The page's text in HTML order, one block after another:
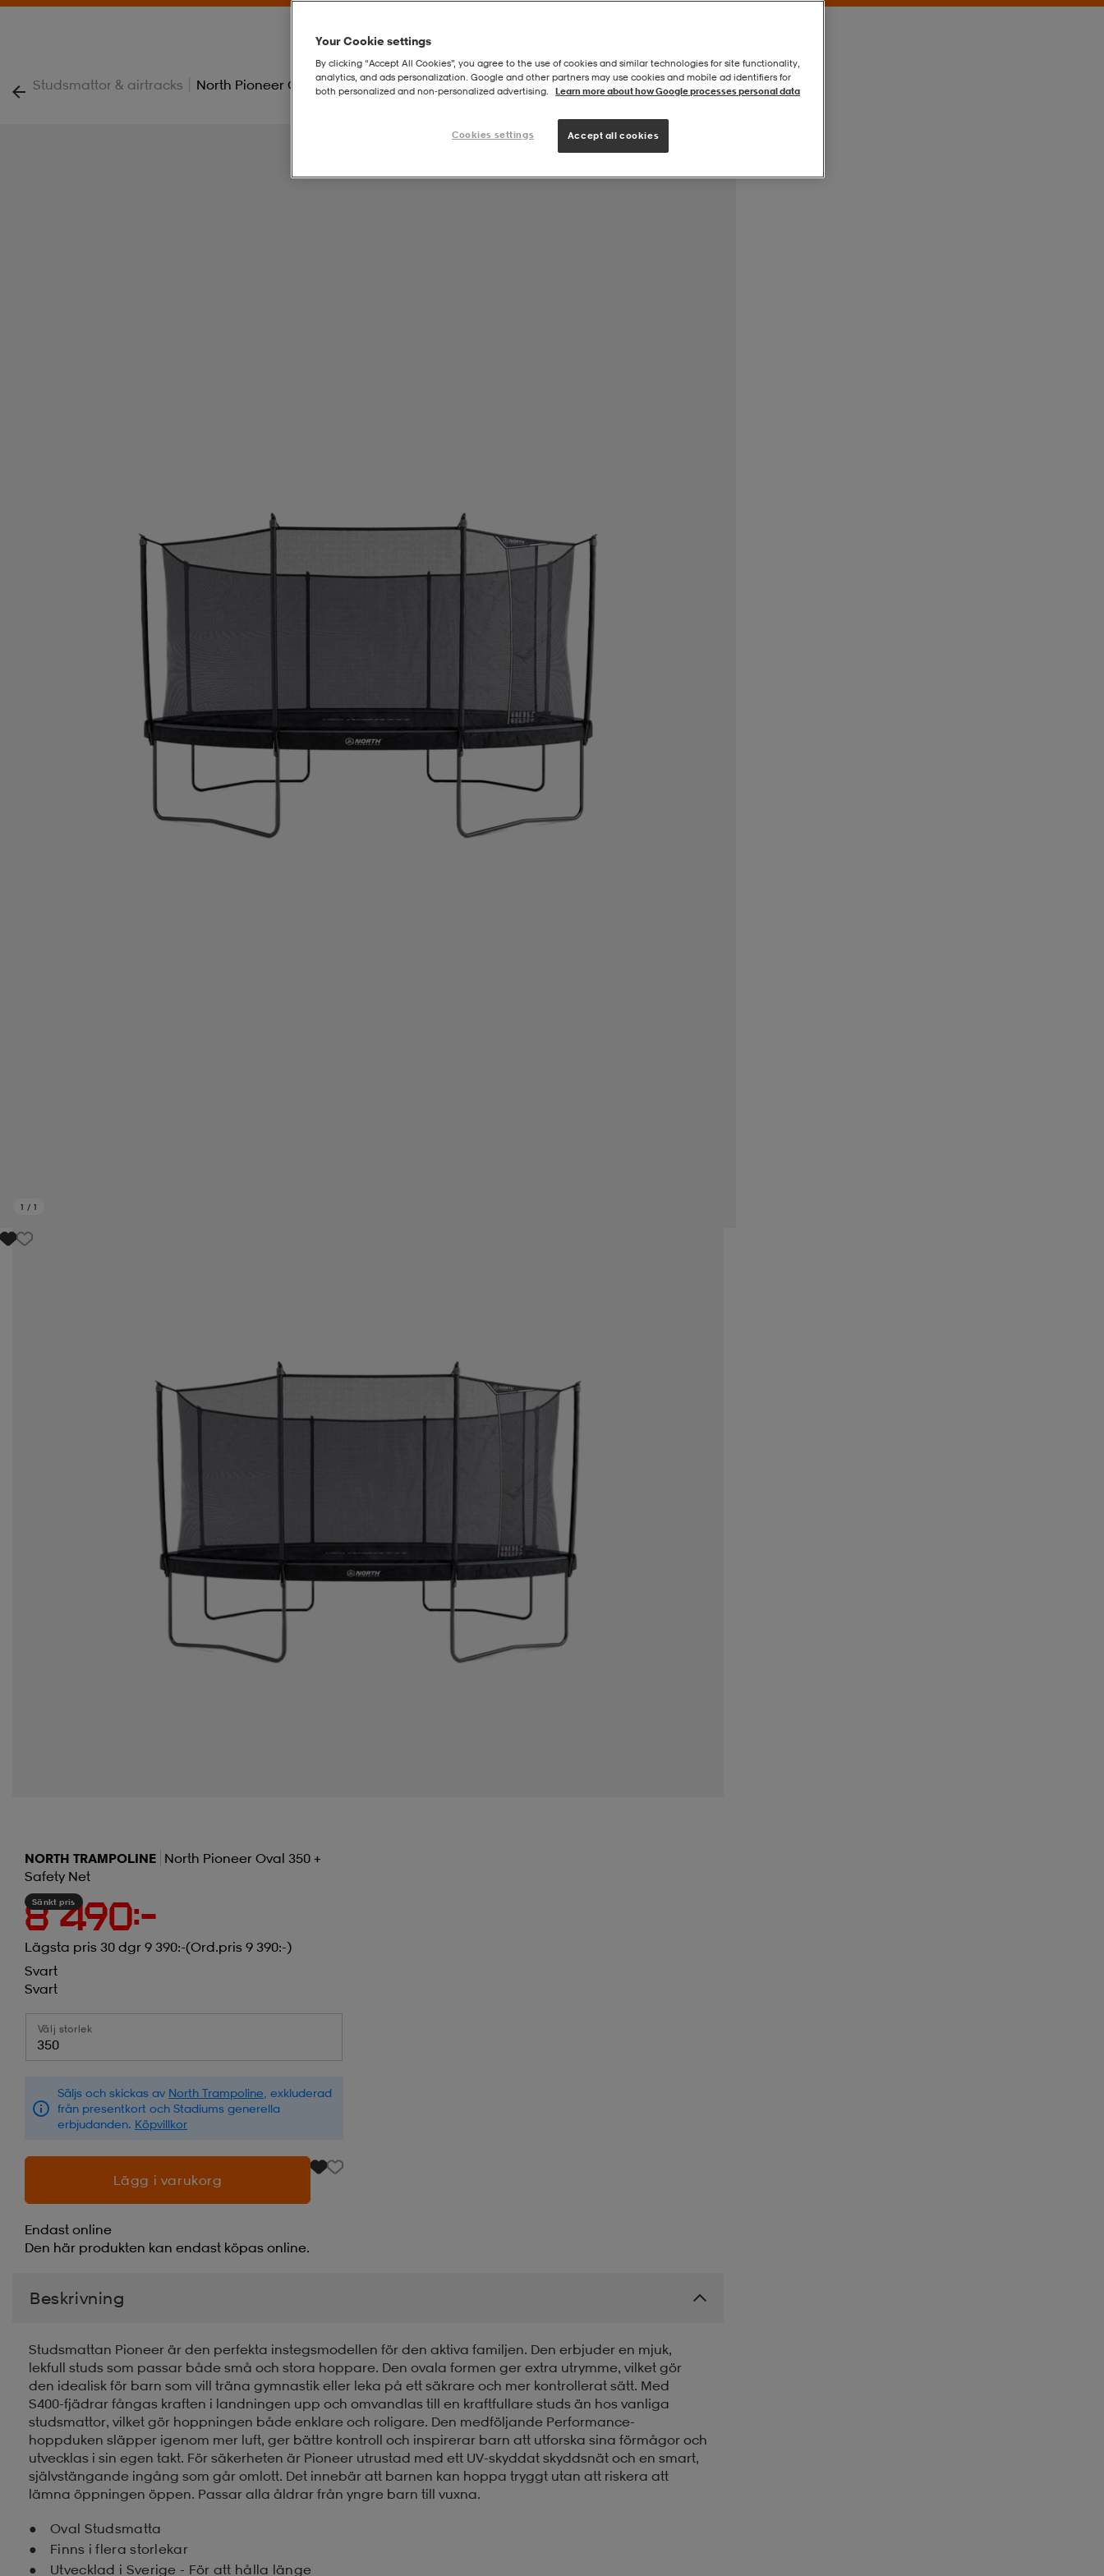
Studsmattor & airtracks | North Pioneer Oval 350 + Safety Net
1 / 1
NORTH TRAMPOLINE North Pioneer Oval 350 +
Safety Net
Sänkt pris
8 490:-
Lägsta pris 30 dgr 9 390:-(Ord.pris 9 390:-)
Svart
Svart
Välj storlek
350
Säljs och skickas av North Trampoline , exkluderad
från presentkort och Stadiums generella
erbjudanden. Köpvillkor
Lägg i varukorg
Endast online
Den här produkten kan endast köpas online.
Beskrivning
Studsmattan Pioneer är den perfekta instegsmodellen för den aktiva familjen. Den erbjuder en mjuk,
lekfull studs som passar både små och stora hoppare. Den ovala formen ger extra utrymme, vilket gör
den idealisk för barn som vill träna gymnastik eller leka på ett säkrare och mer kontrollerat sätt. Med
S400-fjädrar fångas kraften i landningen upp och omvandlas till en kraftfullare studs än hos vanliga
studsmattor, vilket gör hoppningen både enklare och roligare. Den medföljande Performance-
hoppduken släpper igenom mer luft, ger bättre kontroll och inspirerar barn att utforska sina förmågor och
utvecklas i sin egen takt. För säkerheten är Pioneer utrustad med ett UV-skyddat skyddsnät och en smart,
självstängande ingång som går omlott. Det innebär att barnen kan hoppa tryggt utan att riskera att
lämna öppningen öppen. Passar alla åldrar från yngre barn till vuxna.
Oval Studsmatta
Finns i flera storlekar
Utvecklad i Sverige - För att hålla länge
Your Cookie settings
By clicking “Accept All Cookies”, you agree to the use of cookies and similar technologies for site functionality,
analytics, and ads personalization. Google and other partners may use cookies and mobile ad identifiers for
both personalized and non‑personalized advertising.
Learn more about how Google processes personal data
Cookies settings Accept all cookies